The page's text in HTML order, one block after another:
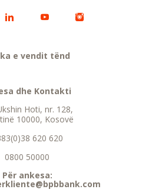
e vendit tënd
dhe Kontakti
Hoti, nr. 128,
10000, Kosovë
620 620
0800 50000
Për ankesa: